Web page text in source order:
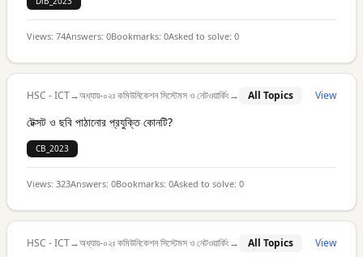
Views: 74Answers: 0Bookmarks: 0Asked to solve: 0
HSC - ICT→অধ্যায়-০২ঃ কমিউনিকেশন সিস্টেমস ও নেটওয়ার্কিং→ All Topics View
টেক্সট ও ছবি পাঠানোর প্রযুক্তি কোনটি?
CB_2023
Views: 323Answers: 0Bookmarks: 0Asked to solve: 0
HSC - ICT→অধ্যায়-০২ঃ কমিউনিকেশন সিস্টেমস ও নেটওয়ার্কিং→ All Topics View